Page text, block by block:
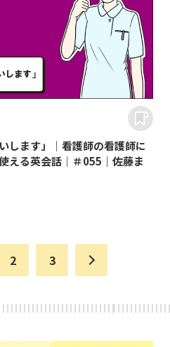
します」｜看護師の看護師に
える英会話｜＃055｜佐藤ま
2 3